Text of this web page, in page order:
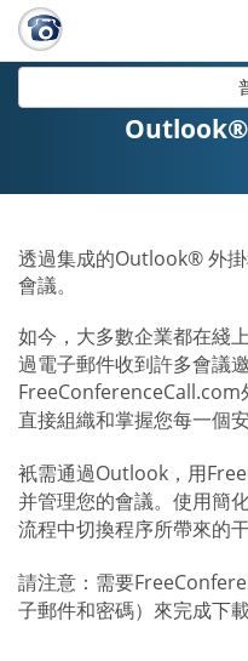
Outlook®
透過集成的Outlook® 外
會議。
如今，大多數企業都在綫
過電子郵件收到許多會議
FreeConferenceCall.com
直接組織和掌握您每一個
衹需通過Outlook，用
并管理您的會議。使用簡
流程中切換程序所帶來的
請注意：需要
子郵件和密碼）來完成下